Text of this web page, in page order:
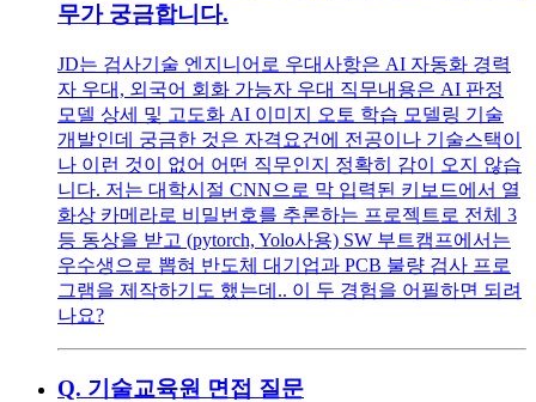
무가 궁금합니다.
JD는 검사기술 엔지니어로 우대사항은 AI 자동화 경력
자 우대, 외국어 회화 가능자 우대 직무내용은 AI 판정
모델 상세 및 고도화 AI 이미지 오토 학습 모델링 기술
개발인데 궁금한 것은 자격요건에 전공이나 기술스택이
나 이런 것이 없어 어떤 직무인지 정확히 감이 오지 않습
니다. 저는 대학시절 CNN으로 막 입력된 키보드에서 열
화상 카메라로 비밀번호를 추론하는 프로젝트로 전체 3
등 동상을 받고 (pytorch, Yolo사용) SW 부트캠프에서는
우수생으로 뽑혀 반도체 대기업과 PCB 불량 검사 프로
그램을 제작하기도 했는데.. 이 두 경험을 어필하면 되려
나요?
Q. 기술교육원 면접 질문